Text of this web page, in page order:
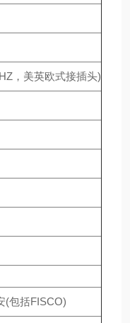
，美英欧式接插头)
(包括FISCO)